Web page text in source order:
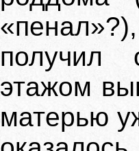
получил
этажом
матерью